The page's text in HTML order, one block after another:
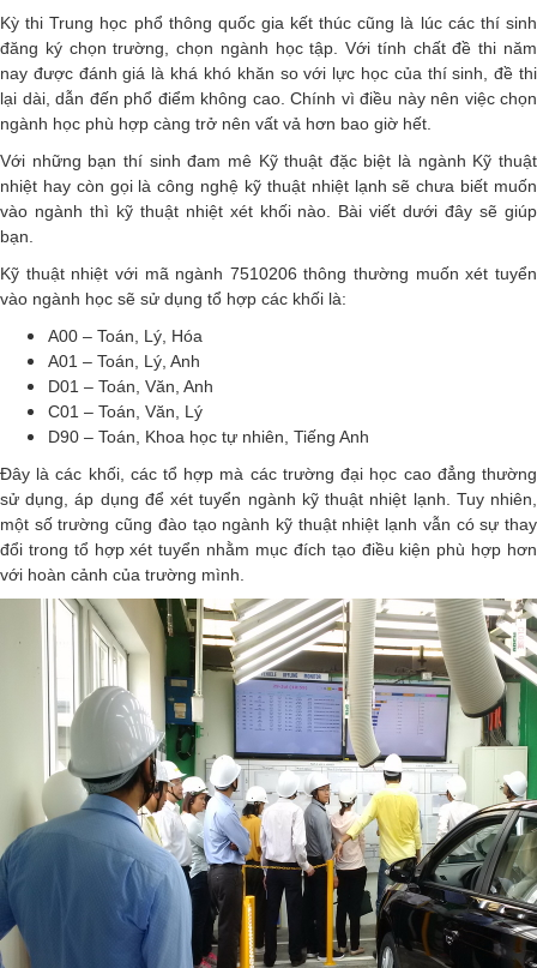
Kỳ thi Trung học phổ thông quốc gia kết thúc cũng là lúc các thí sinh
đăng ký chọn trường, chọn ngành học tập. Với tính chất đề thi năm
nay được đánh giá là khá khó khăn so với lực học của thí sinh, đề thi
lại dài, dẫn đến phổ điểm không cao. Chính vì điều này nên việc chọn
ngành học phù hợp càng trở nên vất vả hơn bao giờ hết.
Với những bạn thí sinh đam mê Kỹ thuật đặc biệt là ngành Kỹ thuật
nhiệt hay còn gọi là công nghệ kỹ thuật nhiệt lạnh sẽ chưa biết muốn
vào ngành thì kỹ thuật nhiệt xét khối nào. Bài viết dưới đây sẽ giúp
bạn.
Kỹ thuật nhiệt với mã ngành 7510206 thông thường muốn xét tuyển
vào ngành học sẽ sử dụng tổ hợp các khối là:
A00 – Toán, Lý, Hóa
A01 – Toán, Lý, Anh
D01 – Toán, Văn, Anh
C01 – Toán, Văn, Lý
D90 – Toán, Khoa học tự nhiên, Tiếng Anh
Đây là các khối, các tổ hợp mà các trường đại học cao đẳng thường
sử dụng, áp dụng để xét tuyển ngành kỹ thuật nhiệt lạnh. Tuy nhiên,
một số trường cũng đào tạo ngành kỹ thuật nhiệt lạnh vẫn có sự thay
đổi trong tổ hợp xét tuyển nhằm mục đích tạo điều kiện phù hợp hơn
với hoàn cảnh của trường mình.